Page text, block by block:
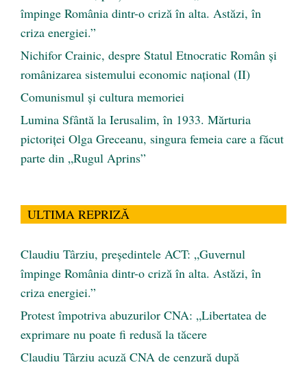
împinge România dintr-o criză în alta. Astăzi, în
criza energiei.”
Nichifor Crainic, despre Statul Etnocratic Român şi
românizarea sistemului economic naţional (II)
Comunismul şi cultura memoriei
Lumina Sfântă la Ierusalim, în 1933. Mărturia
pictoriței Olga Greceanu, singura femeia care a făcut
parte din „Rugul Aprins”
ULTIMA REPRIZĂ
Claudiu Târziu, președintele ACT: „Guvernul
împinge România dintr-o criză în alta. Astăzi, în
criza energiei.”
Protest împotriva abuzurilor CNA: „Libertatea de
exprimare nu poate fi redusă la tăcere
Claudiu Târziu acuză CNA de cenzură după